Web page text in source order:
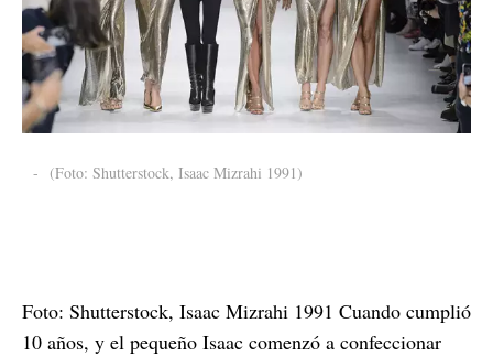
- (Foto: Shutterstock, Isaac Mizrahi 1991)
Foto: Shutterstock, Isaac Mizrahi 1991 Cuando cumplió
10 años, y el pequeño Isaac comenzó a confeccionar